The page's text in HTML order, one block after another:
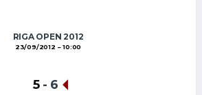
RIGA OPEN 2012
23/09/2012 10:00
5 - 6